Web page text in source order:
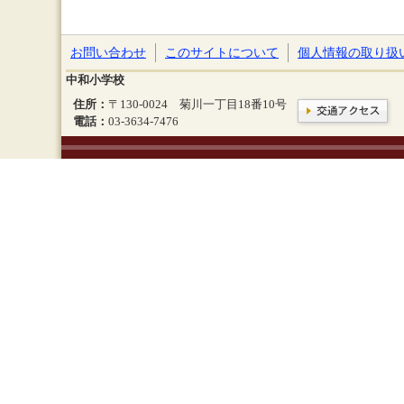
お問い合わせ このサイトについて 個人情報の取り扱
中和小学校
住所： 〒130-0024 菊川一丁目18番10号
電話： 03-3634-7476